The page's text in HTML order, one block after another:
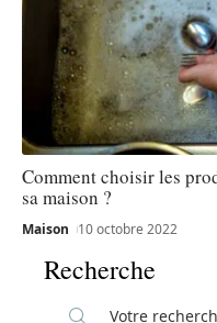
Comment choisir les
sa maison ?
Maison 10 octobre 2022
Recherche